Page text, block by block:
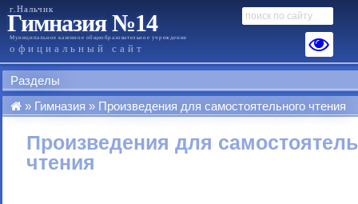
г.Нальчик
Гимназия №14
Муниципальное казенное общеобразовательное учреждение
официальный сайт
Разделы
Гимназия
Произведения для самостоятельного чтения
Произведения для
чтения